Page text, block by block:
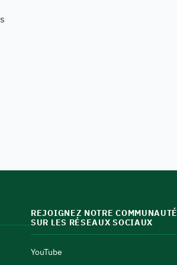
REJOIGNEZ NOTRE COMMUNAUTÉ
SUR LES RÉSEAUX SOCIAUX
YouTube